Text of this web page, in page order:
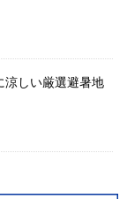
涼しい厳選避暑地